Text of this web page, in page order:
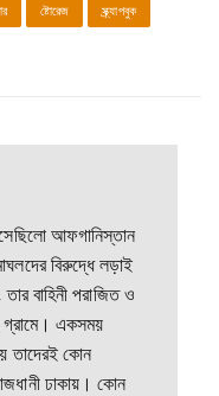
ষ্টোরেজ স্ক্র্যাপবুক
আফগানিস্তান
বিরুদ্ধে লড়াই
বাহিনী পরাজিত ও
গ্রামে। একসময়
তাদেরই কোন
ঢাকায়। কোন